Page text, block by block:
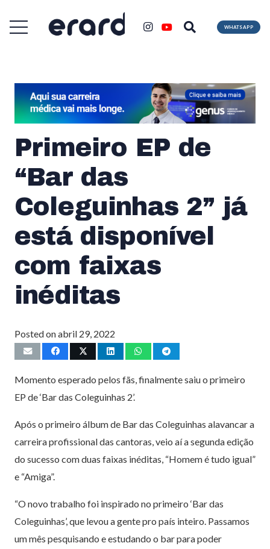
WHATSAPP
Primeiro EP de
“Bar das
Coleguinhas 2” já
está disponível
com faixas
inéditas
Posted onabril 29, 2022
Momento esperado pelos fãs, finalmente saiu o primeiro
EP de ‘Bar das Coleguinhas 2’.
Após o primeiro álbum de Bar das Coleguinhas alavancar a
carreira profissional das cantoras, veio aí a segunda edição
do sucesso com duas faixas inéditas, “Homem é tudo igual”
e “Amiga”.
“O novo trabalho foi inspirado no primeiro ‘Bar das
Coleguinhas’, que levou a gente pro país inteiro. Passamos
um mês pesquisando e estudando o bar para poder